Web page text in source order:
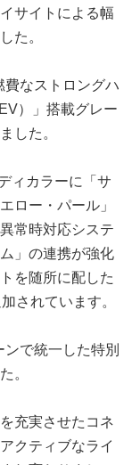
サイトによる幅
た。
なストロングハ
）」搭載グレー
した。
ィカラーに「サ
ロー・パール」
常時対応システ
」の連携が強化
を随所に配した
されています。
で統一した特別
。
充実させたコネ
クティブなライ